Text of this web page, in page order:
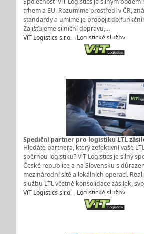
trhem a EU. Rozumíme prostředí v ČR,
standardy a umíme je propojit do
Zajišťujeme silniční dopravu,…
ViT Logistics s.r.o. - Logistické služby
Spediční partner pro logistiku LTL
Hledáte partnera, který zefektivní vaše
sběrnou logistiku? ViT Logistics je silný
České republice a na Slovensku s
mezinárodní sítě a lokálních operací.
službu LTL včetně konsolidace zásilek,
ViT Logistics s.r.o. - Logistické služby